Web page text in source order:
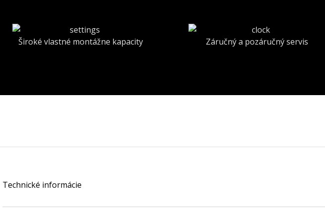
Široké vlastné montážne kapacity Záručný a pozáručný servis
Technické informácie